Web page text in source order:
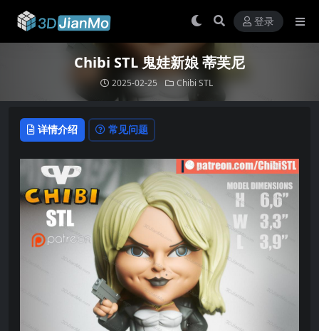
登录
Chibi STL 鬼娃新娘 蒂芙尼
2025-02-25 Chibi STL
详情介绍 常见问题